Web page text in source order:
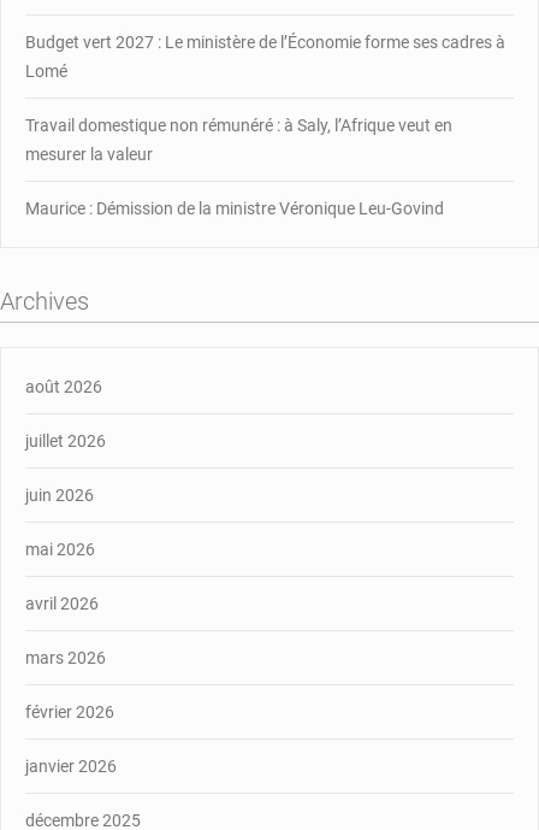
Budget vert 2027 : Le ministère de l’Économie forme ses cadres à
Lomé
Travail domestique non rémunéré : à Saly, l’Afrique veut en
mesurer la valeur
Maurice : Démission de la ministre Véronique Leu-Govind
Archives
août 2026
juillet 2026
juin 2026
mai 2026
avril 2026
mars 2026
février 2026
janvier 2026
décembre 2025